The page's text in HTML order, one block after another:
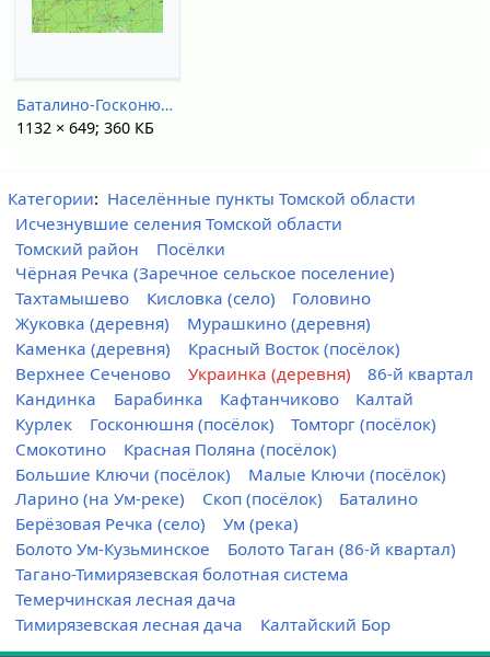
Баталино-Госконюшня на карте 1975.jpg
1132 × 649; 360 КБ
Категории: Населённые пункты Томской области
Исчезнувшие селения Томской области
Томский район
Посёлки
Чёрная Речка (Заречное сельское поселение)
Тахтамышево
Кисловка (село)
Головино
Жуковка (деревня)
Мурашкино (деревня)
Каменка (деревня)
Красный Восток (посёлок)
Верхнее Сеченово
Украинка (деревня)
86-й квартал
Кандинка
Барабинка Кафтанчиково
Калтай
Курлек
Госконюшня (посёлок)
Томторг (посёлок)
Смокотино
Красная Поляна (посёлок)
Большие Ключи (посёлок)
Малые Ключи (посёлок)
Ларино (на Ум-реке)
Скоп (посёлок)
Баталино
Берёзовая Речка (село)
Ум (река)
Болото Ум-Кузьминское
Болото Таган (86-й квартал)
Тагано-Тимирязевская болотная система
Темерчинская лесная дача
Тимирязевская лесная дача
Калтайский Бор